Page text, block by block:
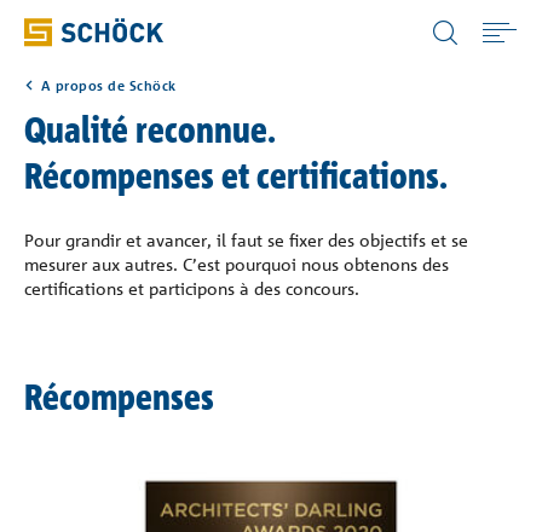
Applications
Solutions
Services
Switzerland (CH) Français
A propos de Schöck
Qualité reconnue.
Récompenses et certifications.
Pour grandir et avancer, il faut se fixer des objectifs et se
mesurer aux autres. C’est pourquoi nous obtenons des
certifications et participons à des concours.
Récompenses